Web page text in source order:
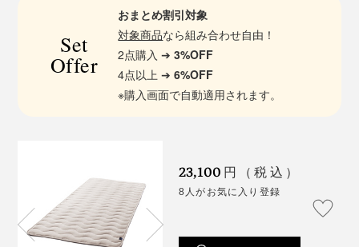
Set
Offer
おまとめ割引対象
対象商品なら組み合わせ自由！
2点購入 ➔3%OFF
4点以上 ➔6%OFF
※購入画面で自動適用されます。
23,100 円（税込）
8人がお気に入り登録